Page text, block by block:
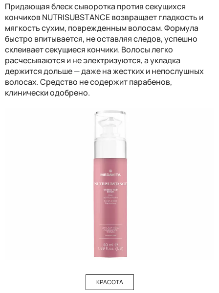
Придающая блеск сыворотка против секущихся
кончиков NUTRISUBSTANCE возвращает гладкость и
мягкость сухим, поврежденным волосам. Формула
быстро впитывается, не оставляя следов, успешно
склеивает секущиеся кончики. Волосы легко
расчесываются и не электризуются, а укладка
держится дольше—даже на жестких и непослушных
волосах. Средство не содержит парабенов,
клинически одобрено.
КРАСОТА